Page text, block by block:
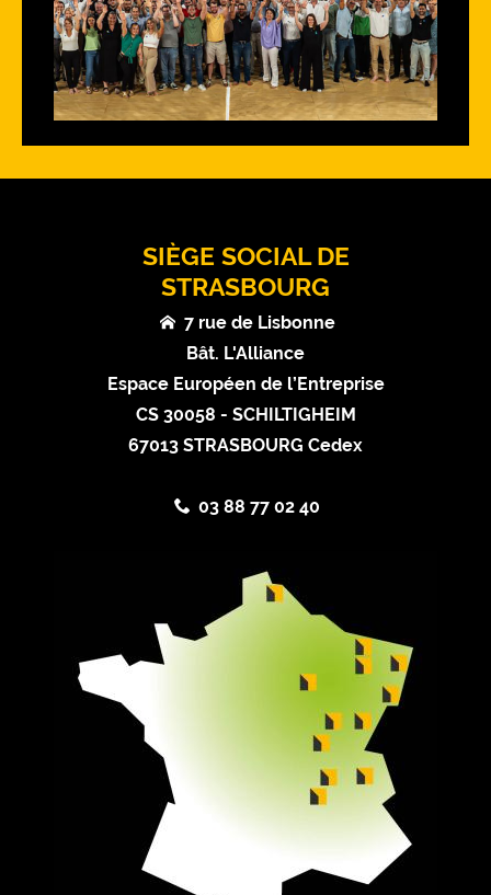
SIÈGE SOCIAL DE
STRASBOURG
7 rue de Lisbonne
Bât. L'Alliance
Espace Européen de l’Entreprise
CS 30058 - SCHILTIGHEIM
67013 STRASBOURG Cedex
03 88 77 02 40